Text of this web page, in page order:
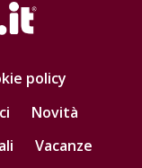
policy
Novità
Vacanze